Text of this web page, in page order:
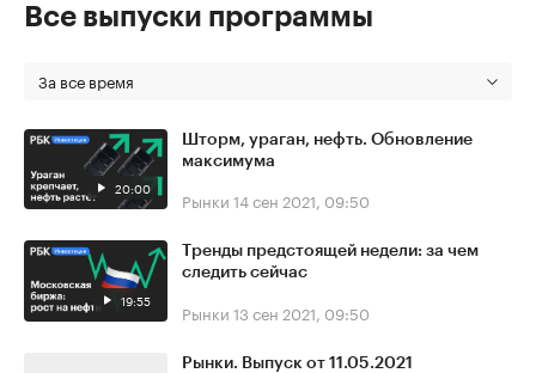
Все выпуски программы
За все время
20:00
Шторм, ураган, нефть. Обновление
максимума
Рынки 14 сен 2021, 09:50
19:55
Тренды предстоящей недели: за чем
следить сейчас
Рынки 13 сен 2021, 09:50
Рынки. Выпуск от 11.05.2021